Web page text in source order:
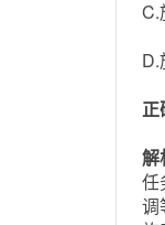
C.
D.
正
解
任
调